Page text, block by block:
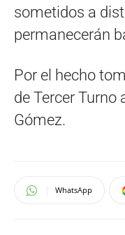
sometidos a
permanecerán
Por el hecho
de Tercer Turno
Gómez.
WhatsApp